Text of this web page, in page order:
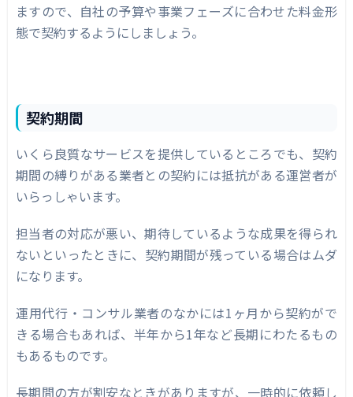
ますので、自社の予算や事業フェーズに合わせた料金形
態で契約するようにしましょう。
契約期間
いくら良質なサービスを提供しているところでも、契約
期間の縛りがある業者との契約には抵抗がある運営者が
いらっしゃいます。
担当者の対応が悪い、期待しているような成果を得られ
ないといったときに、契約期間が残っている場合はムダ
になります。
運用代行・コンサル業者のなかには1ヶ月から契約がで
きる場合もあれば、半年から1年など長期にわたるもの
もあるものです。
長期間の方が割安なときがありますが、一時的に依頼し